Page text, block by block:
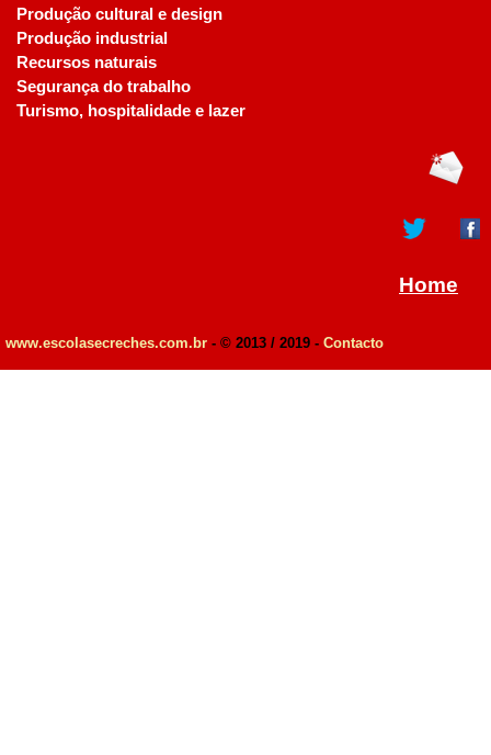
Produção cultural e design
Produção industrial
Recursos naturais
Segurança do trabalho
Turismo, hospitalidade e lazer
Home
www.escolasecreches.com.br - © 2013 / 2019 - Contacto